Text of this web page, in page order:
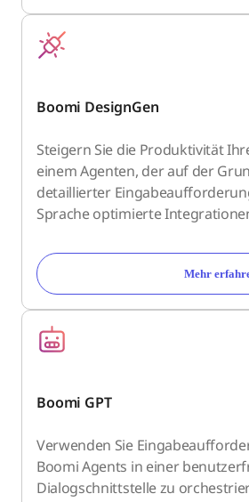
Boomi DesignGen
Steigern Sie die Produktivität
einem Agenten, der auf der
detaillierter
Sprache optimierte
Mehr
Boomi GPT
Verwenden Sie
Boomi Agents in einer
Dialogschnittstelle zu